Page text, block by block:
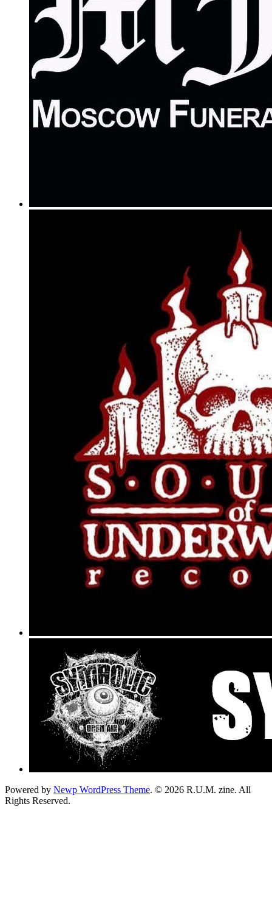
Powered by Newp WordPress Theme. © 2026 R.U.M. zine. All
Rights Reserved.